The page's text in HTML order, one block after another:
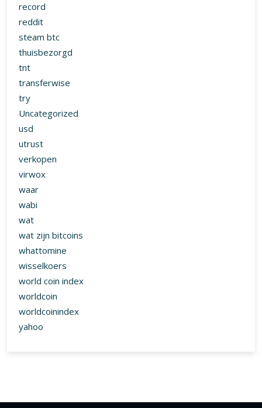
record
reddit
steam btc
thuisbezorgd
tnt
transferwise
try
Uncategorized
usd
utrust
verkopen
virwox
waar
wabi
wat
wat zijn bitcoins
whattomine
wisselkoers
world coin index
worldcoin
worldcoinindex
yahoo